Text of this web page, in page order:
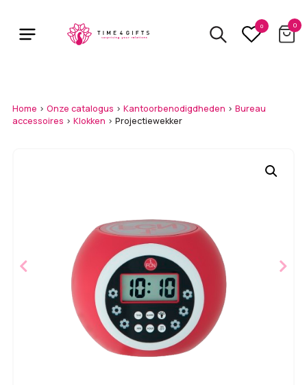
main
0 0
Home > Onze catalogus > Kantoorbenodigdheden > Bureau
accessoires > Klokken > Projectiewekker